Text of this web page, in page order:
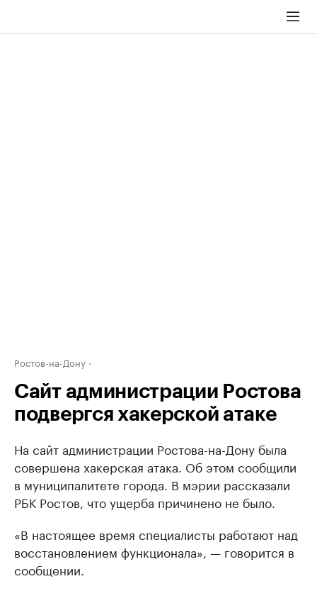
Ростов-на-Дону
Сайт администрации Ростова
подвергся хакерской атаке
На сайт администрации Ростова-на-Дону была
совершена хакерская атака. Об этом сообщили
в муниципалитете города. В мэрии рассказали
РБК Ростов, что ущерба причинено не было.
«В настоящее время специалисты работают над
восстановлением функционала», — говорится в
сообщении.